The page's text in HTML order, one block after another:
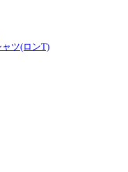
ツ(ロンT)